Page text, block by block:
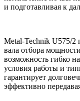
и подготавливая к
Metal-Technik U575/2
вала отбора
возможность гибко
условия работы и
гарантирует
эффективно